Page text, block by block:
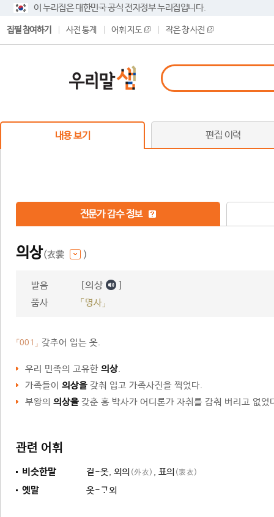
이 누리집은 대한민국 공식 전자정부 누리집입니다.
집필 참여하기 사전 통계 어휘 지도 작은 창 사전
내용 보기 편집 이력
전문가 감수 정보
의상(衣裳 )
발음 [의상 ]
품사 「명사」
「001」 갖추어 입는 옷.
우리 민족의 고유한 의상.
가족들이 의상을 갖춰 입고 가족사진을 찍었다.
부왕의 의상을 갖춘 홍 박사가 어디론가 자취를 감춰 버리고 없
관련 어휘
비슷한말 겉-옷, 외의 (外衣) , 표의 (表衣)
옛말 옷-외